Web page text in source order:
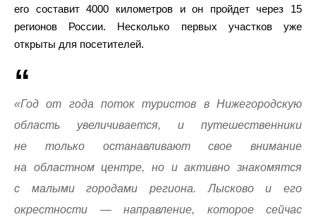
его составит 4000 километров и он пройдет через 15
регионов России. Несколько первых участков уже
открыты для посетителей.
«Год от года поток туристов в Нижегородскую
область увеличивается, и путешественники
не только останавливают свое внимание
на областном центре, но и активно знакомятся
с малыми городами региона. Лысково и его
окрестности — направление, которое сейчас